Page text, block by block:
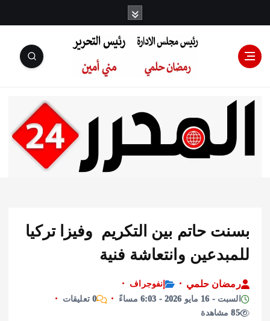
رئيس مجلس
الإدارة: رمضان
التحرير:مني أمين
حاتم بين التكريم وفيزا تركيا
وانتعاشة فنية
حلمي
إنفوجراف
0 تعليقات